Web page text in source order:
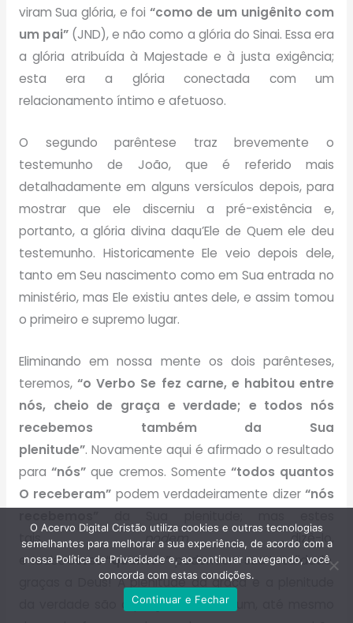
viram Sua glória, e foi “como de um unigênito com
um pai”(JND), e não como a glória do Sinai. Essa era
a glória atribuída à Majestade e à justa exigência;
esta era a glória conectada com um
relacionamento íntimo e afetuoso.
O segundo parêntese traz brevemente o
testemunho de João, que é referido mais
detalhadamente em alguns versículos depois, para
mostrar que ele discerniu a pré-existência e,
portanto, a glória divina daqu’Ele de Quem ele deu
testemunho. Historicamente Ele veio depois dele,
tanto em Seu nascimento como em Sua entrada no
ministério, mas Ele existiu antes dele, e assim tomou
o primeiro e supremo lugar.
Eliminando em nossa mente os dois parênteses,
teremos,“o Verbo Se fez carne, e habitou entre
nós, cheio de graça e verdade; e todos nós
recebemos também da Sua
plenitude”. Novamente aqui é afirmado o resultado
para“nós” que cremos. Somente “todos quantos
O receberam” podem verdadeiramente dizer“nós
taispodem dizê-lo,
etodosesses “quantos”podem em sua totalidade,
graças a Deus! A plenitude da graça e a plenitude
da verdade são a porção de cada um, até mesmo
O Acervo Digital Cristão utiliza cookies e outras tecnologias
semelhantes para melhorar a sua experiência, de acordo com a
nossa Política de Privacidade e, ao continuar navegando, você
concorda com estas condições.
Continuar e Fechar